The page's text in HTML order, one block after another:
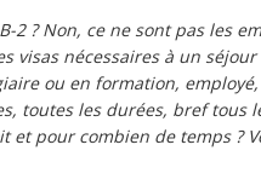
B-2 ? Non, ce ne sont pas les
visas nécessaires à un
ou en formation,
toutes les durées, bref tous
et pour combien de temps ?